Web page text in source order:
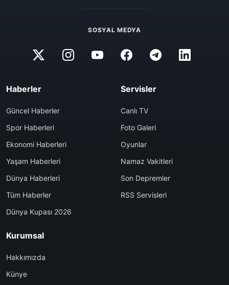
SOSYAL MEDYA
Haberler
Güncel Haberler
Spor Haberleri
Ekonomi Haberleri
Yaşam Haberleri
Dünya Haberleri
Tüm Haberler
Dünya Kupası 2026
Servisler
Canlı TV
Foto Galeri
Oyunlar
Namaz Vakitleri
Son Depremler
RSS Servisleri
Kurumsal
Hakkımızda
Künye